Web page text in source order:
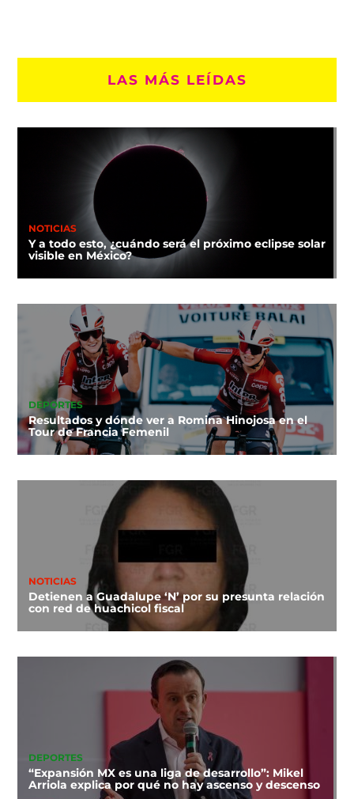
LAS MÁS LEÍDAS
NOTICIAS
Y a todo esto, ¿cuándo será el próximo eclipse solar
visible en México?
DEPORTES
Resultados y dónde ver a Romina Hinojosa en el
Tour de Francia Femenil
NOTICIAS
Detienen a Guadalupe ‘N’ por su presunta relación
con red de huachicol fiscal
DEPORTES
“Expansión MX es una liga de desarrollo”: Mikel
Arriola explica por qué no hay ascenso y descenso